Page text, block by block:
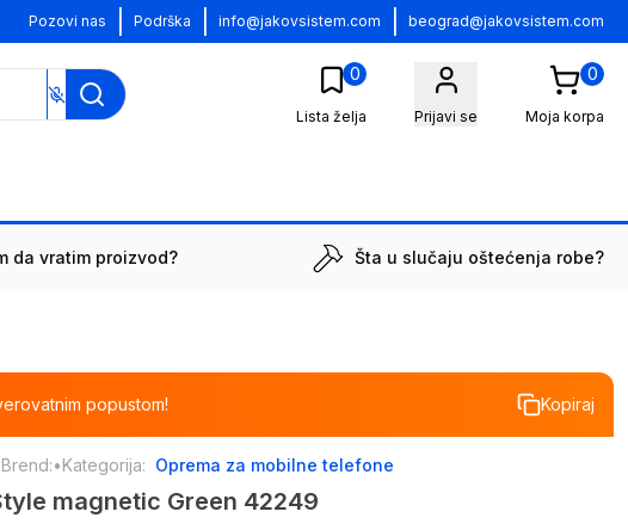
Pozovi nas Podrška info@jakovsistem.com beograd@jakovsistem.com
0
Lista želja Prijavi se
0
Moja korpa
da vratim proizvod? Šta u slučaju oštećenja robe?
popustom! Kopiraj
Brend:•Kategorija: Oprema za mobilne telefone
magnetic Green 42249